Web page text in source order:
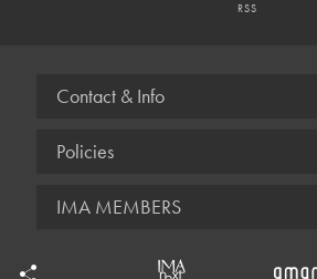
RSS
Contact & Info
Policies
IMA MEMBERS